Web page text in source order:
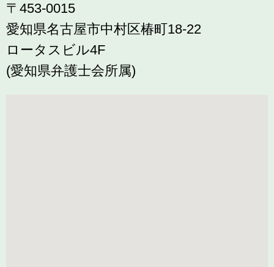
〒453-0015
愛知県名古屋市中村区椿町18-22
ロータスビル4F
(愛知県弁護士会所属)